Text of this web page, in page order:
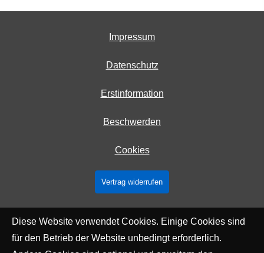
Impressum
Datenschutz
Erstinformation
Beschwerden
Cookies
Vertrag widerrufen
Diese Website verwendet Cookies. Einige Cookies sind
für den Betrieb der Website unbedingt erforderlich.